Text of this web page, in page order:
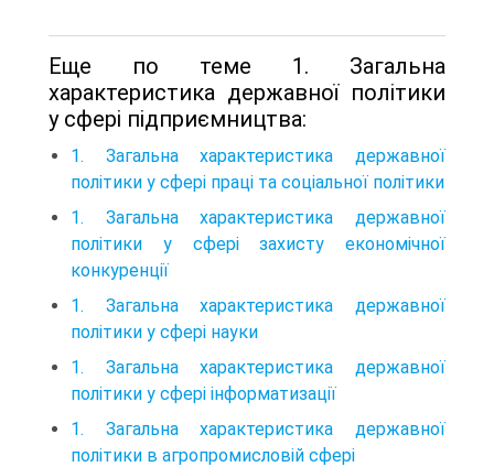
Еще по теме 1. Загальна
характеристика державної політики
у сфері підприємництва:
1. Загальна характеристика державної
політики у сфері праці та соціальної політики
1. Загальна характеристика державної
політики у сфері захисту економічної
конкуренції
1. Загальна характеристика державної
політики у сфері науки
1. Загальна характеристика державної
політики у сфері інформатизації
1. Загальна характеристика державної
політики в агропромисловій сфері